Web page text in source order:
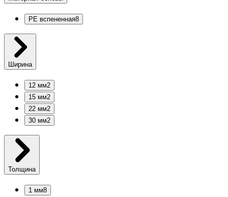
PE вспененная8
Ширина
12 мм2
15 мм2
22 мм2
30 мм2
Толщина
1 мм8